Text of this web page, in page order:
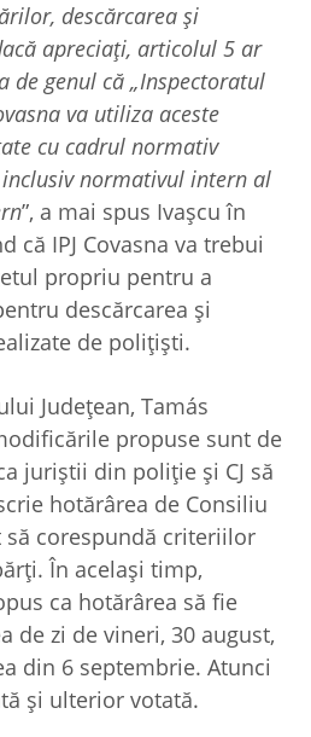
descărcarea și
apreciați, articolul 5 ar
de genul că „Inspectoratul
va utiliza aceste
cu cadrul normativ
normativul intern al
”, a mai spus Ivașcu în
că IPJ Covasna va trebui
propriu pentru a
descărcarea și
de polițiști.
Județean, Tamás
propuse sunt de
juriștii din poliție și CJ să
hotărârea de Consiliu
să corespundă criteriilor
În același timp,
ca hotărârea să fie
de zi de vineri, 30 august,
din 6 septembrie. Atunci
și ulterior votată.